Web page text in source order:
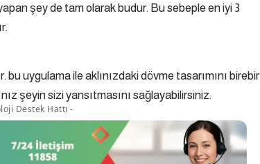
şey de tam olarak budur. Bu sebeple en iyi 3
uygulama ile aklınızdaki dövme tasarımını birebir
şeyin sizi yansıtmasını sağlayabilirsiniz.
Destek Hattı -